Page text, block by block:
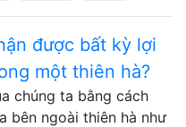
được bất kỳ lợi
một thiên hà?
chúng ta bằng cách
bên ngoài thiên hà như